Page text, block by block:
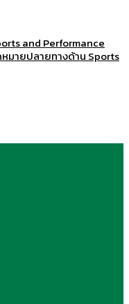
and Performance
หมายปลายทางด้าน Sports